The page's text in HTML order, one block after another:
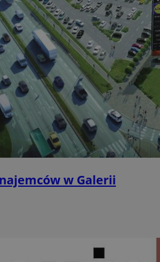
w Galerii